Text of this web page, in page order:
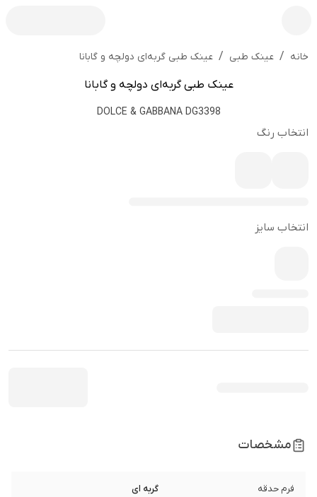
خانه / عینک طبی / عینک طبی گربه‌ای دولچه و گابانا
عینک طبی گربه‌ای دولچه و گابانا
DOLCE & GABBANA DG3398
انتخاب رنگ
انتخاب سایز
مشخصات
فرم حدقه گربه ای